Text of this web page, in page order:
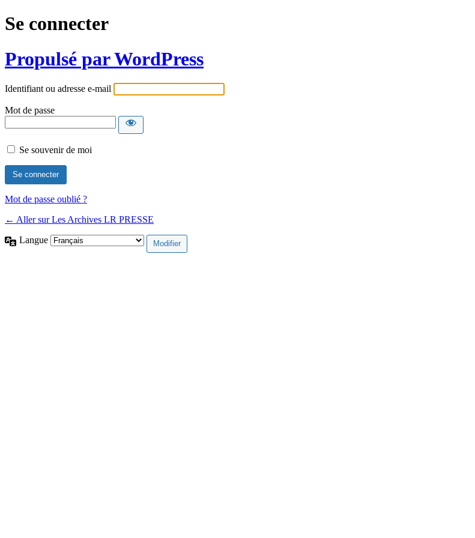
Se connecter
Propulsé par WordPress
Identifiant ou adresse e-mail
Mot de passe
Se souvenir de moi
Mot de passe oublié ?
← Aller sur Les Archives LR PRESSE
Langue